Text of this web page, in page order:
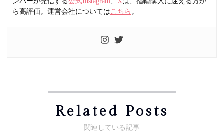
ら高評価。運営会社については こちら 。
Related Posts